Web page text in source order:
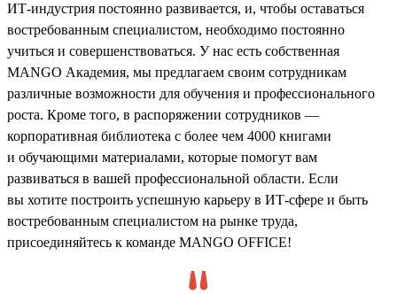
ИТ-индустрия постоянно развивается, и, чтобы оставаться
востребованным специалистом, необходимо постоянно
учиться и совершенствоваться. У нас есть собственная
MANGO Академия, мы предлагаем своим сотрудникам
различные возможности для обучения и профессионального
роста. Кроме того, в распоряжении сотрудников —
корпоративная библиотека с более чем 4000 книгами
и обучающими материалами, которые помогут вам
развиваться в вашей профессиональной области. Если
вы хотите построить успешную карьеру в ИТ-сфере и быть
востребованным специалистом на рынке труда,
присоединяйтесь к команде MANGO OFFICE!